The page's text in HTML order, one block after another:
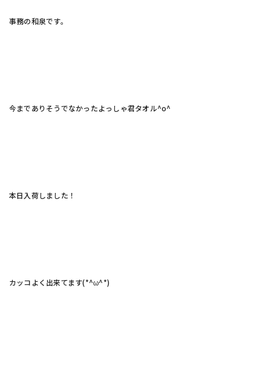
事務の和泉です。
今までありそうでなかったよっしゃ君タオル^o^
本日入荷しました！
カッコよく出来てます(*^ω^*)